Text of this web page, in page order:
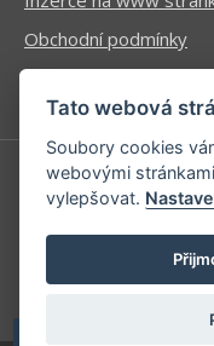
Obchodní podmínky
Ochrana osobních údajů
Příhlášení | Registrace
Kontaktní informace
Mapa stránek
Tato webová
Soubory cookies
webovými
vylepšovat.